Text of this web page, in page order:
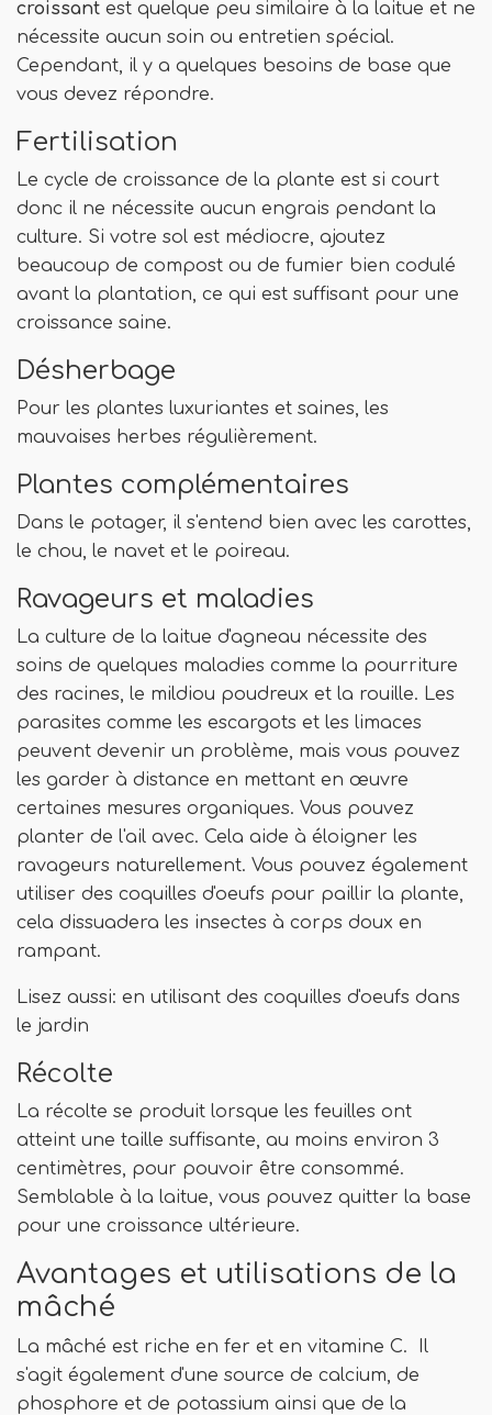
croissant est quelque peu similaire à la laitue et ne
nécessite aucun soin ou entretien spécial.
Cependant, il y a quelques besoins de base que
vous devez répondre.
Fertilisation
Le cycle de croissance de la plante est si court
donc il ne nécessite aucun engrais pendant la
culture. Si votre sol est médiocre, ajoutez
beaucoup de compost ou de fumier bien codulé
avant la plantation, ce qui est suffisant pour une
croissance saine.
Désherbage
Pour les plantes luxuriantes et saines, les
mauvaises herbes régulièrement.
Plantes complémentaires
Dans le potager, il s'entend bien avec les carottes,
le chou, le navet et le poireau.
Ravageurs et maladies
La culture de la laitue d'agneau nécessite des
soins de quelques maladies comme la pourriture
des racines, le mildiou poudreux et la rouille. Les
parasites comme les escargots et les limaces
peuvent devenir un problème, mais vous pouvez
les garder à distance en mettant en œuvre
certaines mesures organiques. Vous pouvez
planter de l'ail avec. Cela aide à éloigner les
ravageurs naturellement. Vous pouvez également
utiliser des coquilles d'oeufs pour paillir la plante,
cela dissuadera les insectes à corps doux en
rampant.
Lisez aussi: en utilisant des coquilles d'oeufs dans
le jardin
Récolte
La récolte se produit lorsque les feuilles ont
atteint une taille suffisante, au moins environ 3
centimètres, pour pouvoir être consommé.
Semblable à la laitue, vous pouvez quitter la base
pour une croissance ultérieure.
Avantages et utilisations de la
mâché
La mâché est riche en fer et en vitamine C. Il
s'agit également d'une source de calcium, de
phosphore et de potassium ainsi que de la